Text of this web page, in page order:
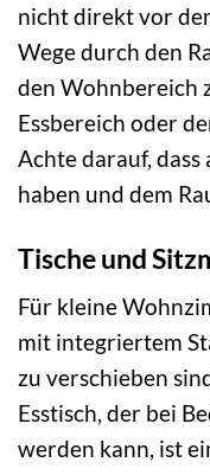
nicht direkt vor
Wege durch den
den Wohnbereich
Essbereich oder
Achte darauf,
haben und dem
Tische und
Für kleine
mit integriertem
zu verschieben
Esstisch, der bei
werden kann, ist